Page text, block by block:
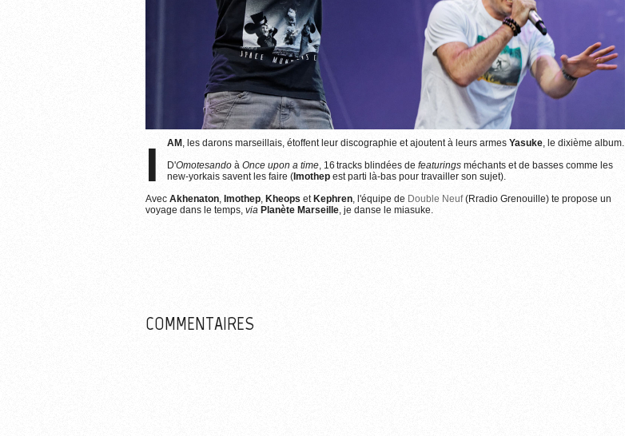
Wikimedia Commons / Thesupermat
Plus d'informations sur l'utilisation des images...
IAM , les darons marseillais, étoffent leur discographie et ajoutent à leurs armes Yasuke, le dixième album.
D'Omotesando à Once upon a time, 16 tracks blindées de featurings méchants et de basses comme les
new-yorkais savent les faire ( Imothep est parti là-bas pour travailler son sujet).
Avec Akhenaton, Imothep, Kheops et Kephren, l'équipe de Double Neuf(Rradio Grenouille) te propose un
voyage dans le temps, via Planète Marseille, je danse le miasuke.
COMMENTAIRES